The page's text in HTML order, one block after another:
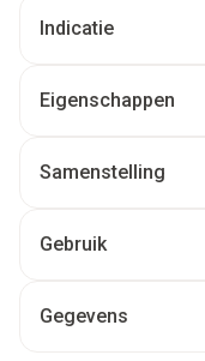
Indicatie
Eigenschappen
Samenstelling
Gebruik
Gegevens